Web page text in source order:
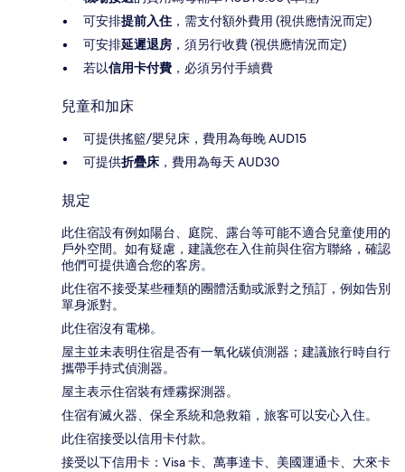
可安排提前入住 ，需支付額外費用 (視供應情況而定)
可安排延遲退房 ，須另行收費 (視供應情況而定)
若以信用卡付費 ，必須另付手續費
兒童和加床
可提供搖籃/嬰兒床，費用為每晚 AUD15
可提供折疊床 ，費用為每天 AUD30
規定
此住宿設有例如陽台、庭院、露台等可能不適合兒童使用的
戶外空間。如有疑慮，建議您在入住前與住宿方聯絡，確認
他們可提供適合您的客房。
此住宿不接受某些種類的團體活動或派對之預訂，例如告別
單身派對。
此住宿沒有電梯。
屋主並未表明住宿是否有一氧化碳偵測器；建議旅行時自行
攜帶手持式偵測器。
屋主表示住宿裝有煙霧探測器。
住宿有滅火器、保全系統和急救箱，旅客可以安心入住。
此住宿接受以信用卡付款。
接受以下信用卡：Visa 卡、萬事達卡、美國運通卡、大來卡